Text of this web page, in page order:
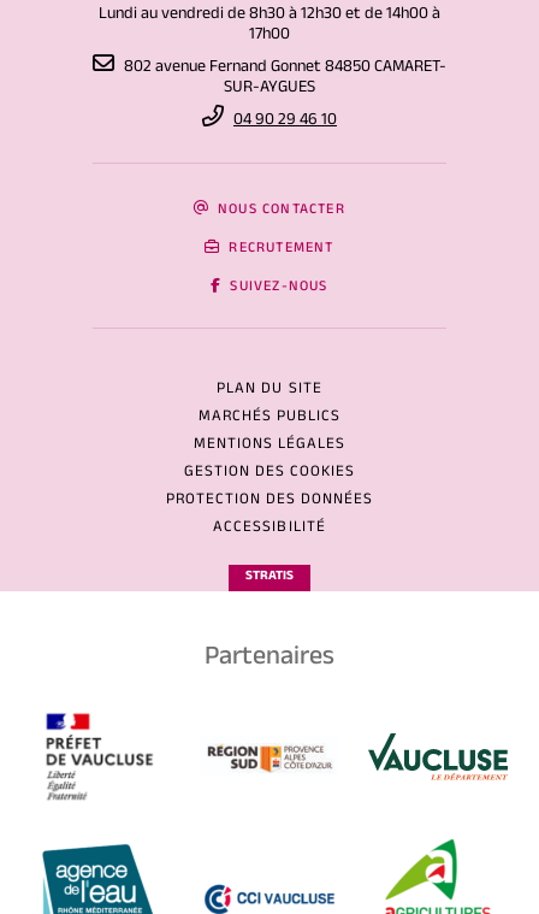
Lundi au vendredi de 8h30 à 12h30 et de 14h00 à
17h00
802 avenue Fernand Gonnet 84850 CAMARET-
SUR-AYGUES
04 90 29 46 10
NOUS CONTACTER
RECRUTEMENT
SUIVEZ-NOUS
PLAN DU SITE
MARCHÉS PUBLICS
MENTIONS LÉGALES
GESTION DES COOKIES
PROTECTION DES DONNÉES
ACCESSIBILITÉ
STRATIS
Partenaires